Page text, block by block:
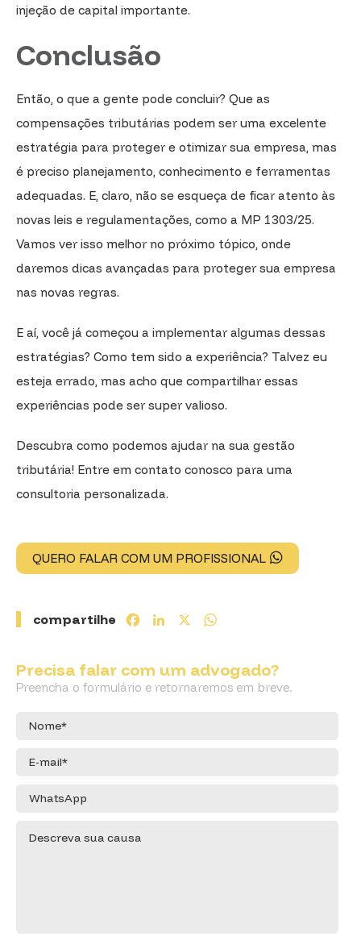
injeção de capital importante.
Conclusão
Então, o que a gente pode concluir? Que as
compensações tributárias podem ser uma excelente
estratégia para proteger e otimizar sua empresa, mas
é preciso planejamento, conhecimento e ferramentas
adequadas. E, claro, não se esqueça de ficar atento às
novas leis e regulamentações, como a MP 1303/25.
Vamos ver isso melhor no próximo tópico, onde
daremos dicas avançadas para proteger sua empresa
nas novas regras.
E aí, você já começou a implementar algumas dessas
estratégias? Como tem sido a experiência? Talvez eu
esteja errado, mas acho que compartilhar essas
experiências pode ser super valioso.
Descubra como podemos ajudar na sua gestão
tributária! Entre em contato conosco para uma
consultoria personalizada.
QUERO FALAR COM UM PROFISSIONAL
compartilhe FacebookLinkedIn
Precisa falar com um advogado?
Preencha o formulário e retornaremos em breve.